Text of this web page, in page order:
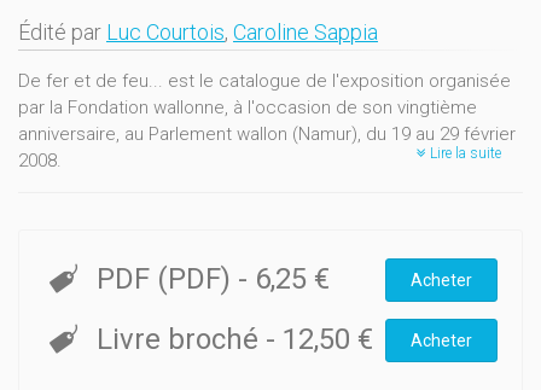
Édité par Luc Courtois, Caroline Sappia
De fer et de feu... est le catalogue de l'exposition organisée
par la Fondation wallonne, à l'occasion de son vingtième
anniversaire, au Parlement wallon (Namur), du 19 au 29 février
2008.
très présent. Personne n'ignore le phénomène et toute une
série de faits sociaux (organisation sociale poussée,
fait, les migrants wallons qui quittent nos contrées aux
Lire la suite
PDF (PDF) - 6,25 € Acheter
Livre broché - 12,50 € Acheter